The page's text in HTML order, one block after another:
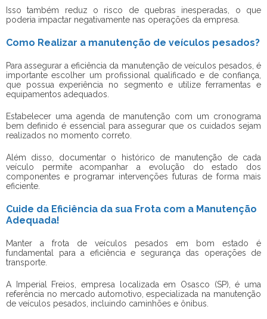
Isso também reduz o risco de quebras inesperadas, o que
poderia impactar negativamente nas operações da empresa.
Como Realizar a manutenção de veículos pesados?
Para assegurar a eficiência da manutenção de veículos pesados , é
importante escolher um profissional qualificado e de confiança,
que possua experiência no segmento e utilize ferramentas e
equipamentos adequados.
Estabelecer uma agenda de manutenção com um cronograma
bem definido é essencial para assegurar que os cuidados sejam
realizados no momento correto.
Além disso, documentar o histórico de manutenção de cada
veículo permite acompanhar a evolução do estado dos
componentes e programar intervenções futuras de forma mais
eficiente.
Cuide da Eficiência da sua Frota com a Manutenção
Adequada!
Manter a frota de veículos pesados em bom estado é
fundamental para a eficiência e segurança das operações de
transporte.
A Imperial Freios, empresa localizada em Osasco (SP), é uma
referência no mercado automotivo, especializada na manutenção
de veículos pesados , incluindo caminhões e ônibus.